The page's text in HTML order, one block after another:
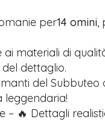
per14 omini,
ai materiali di
dettaglio.
del
leggendaria!
– 🔥 Dettagli